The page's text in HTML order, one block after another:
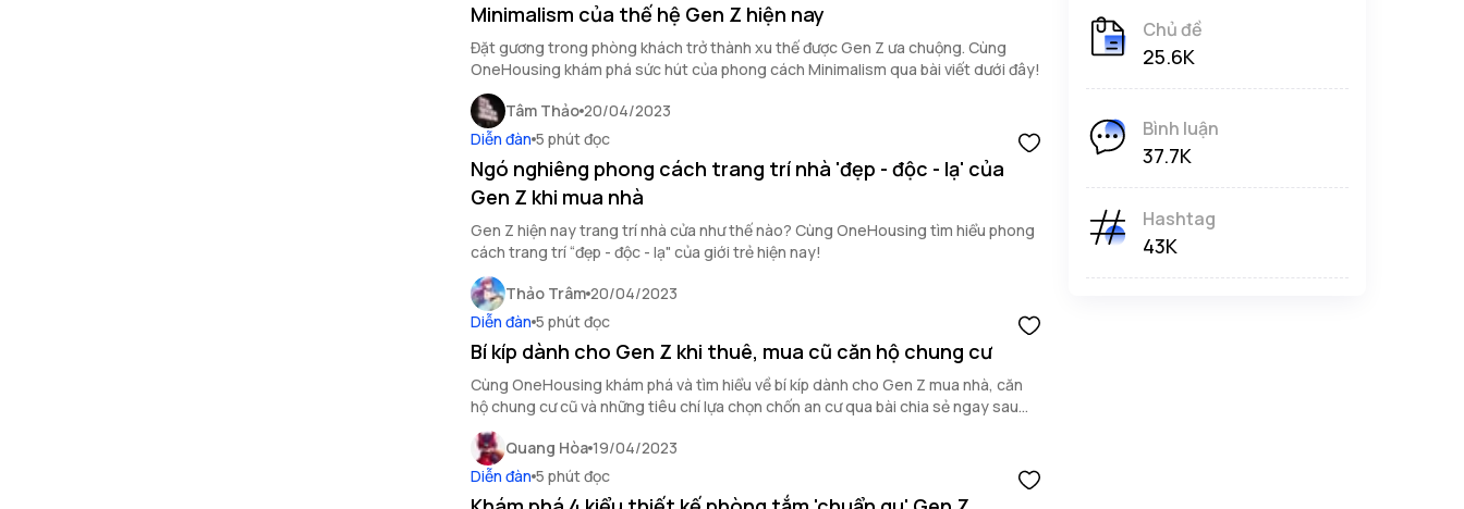
Minimalism của thế hệ Gen Z hiện nay
Đặt gương trong phòng khách trở thành xu thế được Gen Z ưa chuộng. Cùng
OneHousing khám phá sức hút của phong cách Minimalism qua bài viết dưới đây!
Tâm Thảo 20/04/2023
Diễn đàn 5 phút đọc
Ngó nghiêng phong cách trang trí nhà 'đẹp - độc - lạ' của
Gen Z khi mua nhà
Gen Z hiện nay trang trí nhà cửa như thế nào? Cùng OneHousing tìm hiểu phong
cách trang trí “đẹp - độc - lạ" của giới trẻ hiện nay!
Thảo Trâm 20/04/2023
Diễn đàn 5 phút đọc
Bí kíp dành cho Gen Z khi thuê, mua cũ căn hộ chung cư
Cùng OneHousing khám phá và tìm hiểu về bí kíp dành cho Gen Z mua nhà, căn
hộ chung cư cũ và những tiêu chí lựa chọn chốn an cư qua bài chia sẻ ngay sau
đây
Quang Hòa 19/04/2023
Diễn đàn 5 phút đọc
Chủ đề
25.6K
Bình luận
37.7K
Hashtag
43K